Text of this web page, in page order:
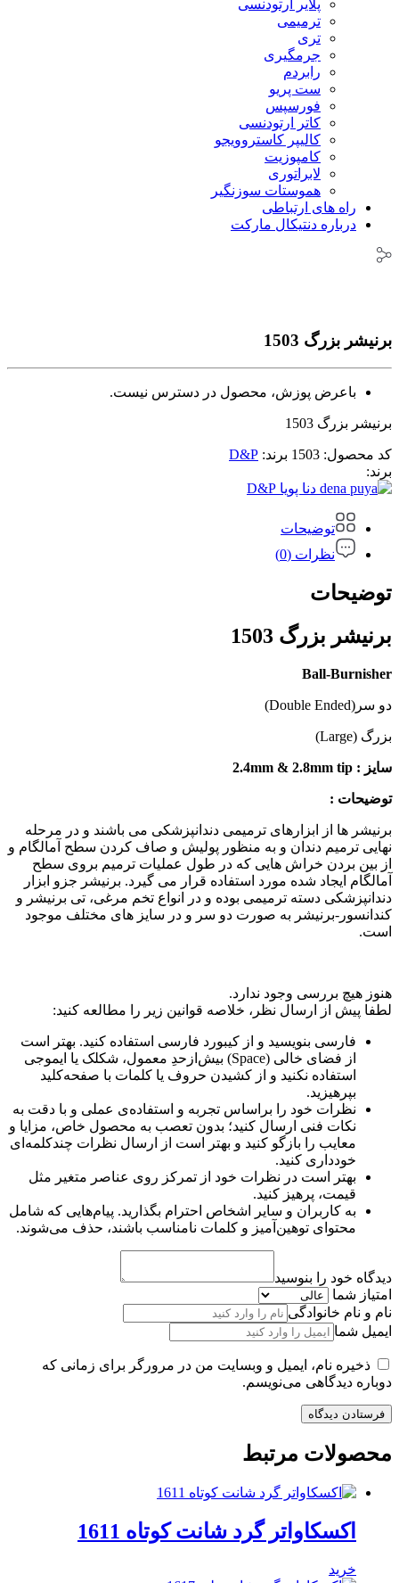
پلایر ارتودنسی
ترمیمی
تری
جرمگیری
رابردم
ست پریو
فورسپس
کاتر ارتودنسی
کالیپر کاستروویجو
کامپوزیت
لابراتوری
هموستات سوزنگیر
راه های ارتباطی
درباره دنتیکال مارکت
برنیشر بزرگ 1503
باعرض پوزش، محصول در دسترس نیست.
برنیشر بزرگ 1503
کد محصول: 1503 برند: D&P
برند:
D&P
توضیحات
نظرات (0)
توضیحات
برنیشر بزرگ 1503
Ball-Burnisher
دو سر(Double Ended)
بزرگ (Large)
سایز : 2.4mm & 2.8mm tip
توضیحات :
برنیشر ها از ابزارهای ترمیمی دندانپزشکی می باشند و در مرحله
نهایی ترمیم دندان و به منظور پولیش و صاف کردن سطح آمالگام و
از بین بردن خراش هایی که در طول عملیات ترمیم بروی سطح
آمالگام ایجاد شده مورد استفاده قرار می گیرد. برنیشر جزو ابزار
دندانپزشکی دسته ترمیمی بوده و در انواع تخم مرغی، تی برنیشر و
کندانسور-برنیشر به صورت دو سر و در سایز های مختلف موجود
است.
هنوز هیچ بررسی وجود ندارد.
لطفا پیش از ارسال نظر، خلاصه قوانین زیر را مطالعه کنید:
فارسی بنویسید و از کیبورد فارسی استفاده کنید. بهتر است
از فضای خالی (Space) بیش‌از‌حدِ معمول، شکلک یا ایموجی
استفاده نکنید و از کشیدن حروف یا کلمات با صفحه‌کلید
بپرهیزید.
نظرات خود را براساس تجربه و استفاده‌ی عملی و با دقت به
نکات فنی ارسال کنید؛ بدون تعصب به محصول خاص، مزایا و
معایب را بازگو کنید و بهتر است از ارسال نظرات چندکلمه‌‌ای
خودداری کنید.
بهتر است در نظرات خود از تمرکز روی عناصر متغیر مثل
قیمت، پرهیز کنید.
به کاربران و سایر اشخاص احترام بگذارید. پیام‌هایی که شامل
محتوای توهین‌آمیز و کلمات نامناسب باشند، حذف می‌شوند.
دیدگاه خود را بنوسید
امتیاز شما
نام و نام خانوادگی
ایمیل شما
ذخیره نام، ایمیل و وبسایت من در مرورگر برای زمانی که
دوباره دیدگاهی می‌نویسم.
محصولات مرتبط
اکسکاواتر گرد شانت کوتاه 1611
خرید